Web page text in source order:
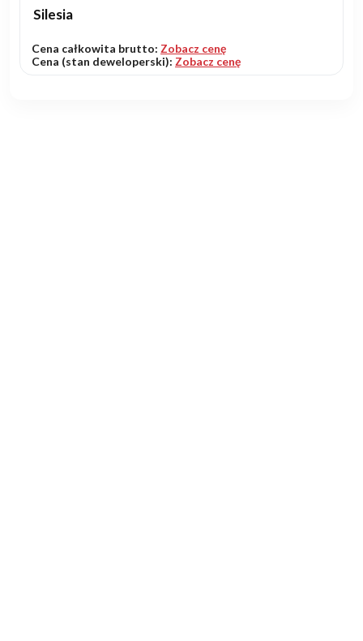
Silesia
Cena całkowita brutto: Zobacz cenę
Cena (stan deweloperski): Zobacz cenę